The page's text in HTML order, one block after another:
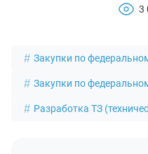
3
Закупки по
Закупки по
Разработка ТЗ